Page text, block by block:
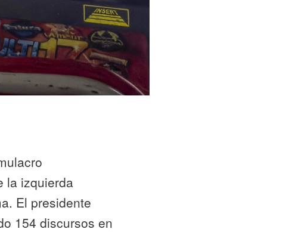
la izquierda
El presidente
154 discursos en